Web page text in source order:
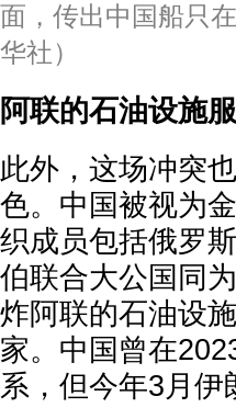
面，传出中国船只
华社）
阿联的石油设施
此外，这场冲突
色。中国被视为
织成员包括俄罗
伯联合大公国同
炸阿联的石油设
家。中国曾在
系，但今年3月